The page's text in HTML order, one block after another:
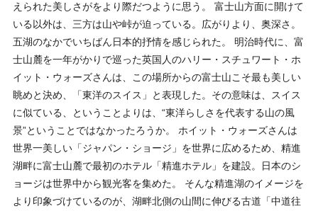
えられた美しさがをより際だつように思う。 富士山方面に開けて
いる以外は、三方は山や峠が迫っている。広がりより、奥深さ。
五湖のなかでいちばん日本的抒情を感じられた。 明治時代に、富
士山麓を一年がかりで巡った英国人のハリー・スチュワート・ホ
イット・ウォーズさんは、この場所からの富士山こそ最も美しい
眺めと決め、「東洋のスイス」と表現した。その意味は、スイス
に似ている、ということよりは、“東洋らしさを代表する山の風
景”ということではなかったろうか。 ホイット・ウォーズさんは
世界一美しい「ジャパン・ショージ」を世界に広めるため、精進
湖畔に富士山麓で最初のホテル「精進ホテル」を建設。日本のシ
ョージは世界中から観光客を集めた。 そんな精進湖のイメージを
より印象づけているのが、湖畔北側の山間に伸びる古道「中道往